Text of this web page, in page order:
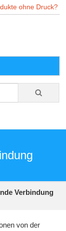
ohne Druck?
Verbindung
von der